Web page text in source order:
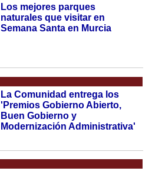
Los mejores parques
naturales que visitar en
Semana Santa en Murcia
La Comunidad entrega los
'Premios Gobierno Abierto,
Buen Gobierno y
Modernización Administrativa'